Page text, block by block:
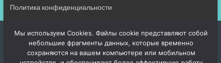
Политика конфиденциальности
Мы используем Cookies. Файлы cookie представляют собой
небольшие фрагменты данных, которые временно
сохраняются на вашем компьютере или мобильном